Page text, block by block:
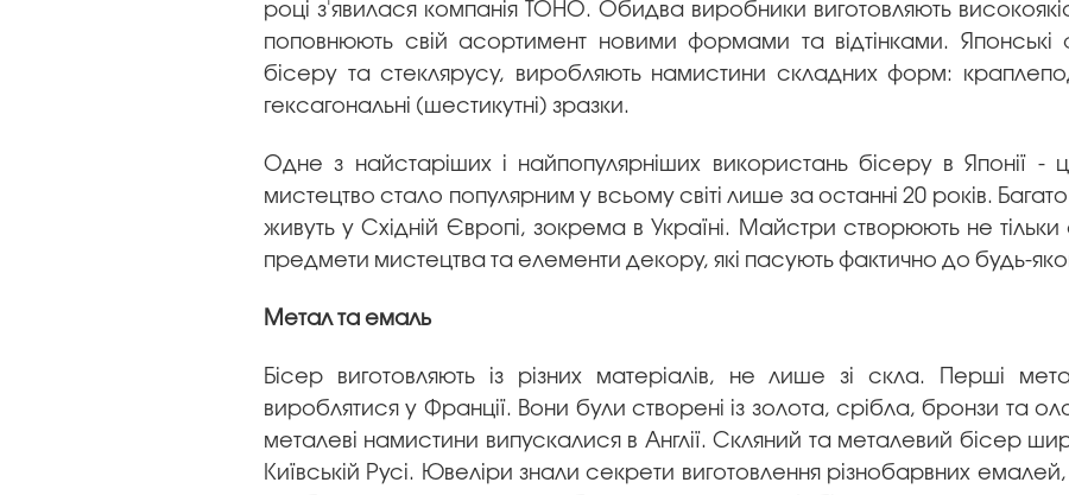
році з'явилася компанія TOHO. Обидва виробники виготовляють
поповнюють свій асортимент новими формами та відтінками. Японські
бісеру та стеклярусу, виробляють намистини складних форм:
гексагональні (шестикутні) зразки.
Одне з найстаріших і найпопулярніших використань бісеру в Японії -
мистецтво стало популярним у всьому світі лише за останні 20 років.
живуть у Східній Європі, зокрема в Україні. Майстри створюють не
предмети мистецтва та елементи декору, які пасують фактично до будь-
Метал та емаль
Бісер виготовляють із різних матеріалів, не лише зі скла. Перші
вироблятися у Франції. Вони були створені із золота, срібла, бронзи та
металеві намистини випускалися в Англії. Скляний та металевий бісер
Київській Русі. Ювеліри знали секрети виготовлення різнобарвних